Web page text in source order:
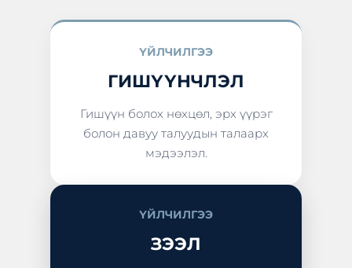
ҮЙЛЧИЛГЭЭ
ГИШҮҮНЧЛЭЛ
Гишүүн болох нөхцөл, эрх үүрэг
болон давуу талуудын талаарх
мэдээлэл.
ҮЙЛЧИЛГЭЭ
ЗЭЭЛ